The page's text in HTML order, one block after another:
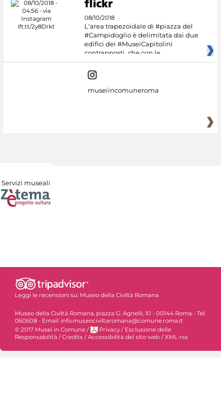
08/10/2018
L'area trapezoidale di #piazza del
#Campidoglio è delimitata dai due
edifici dei #MuseiCapitolini
contrapposti, che con le
museiincomuneroma
Servizi museali
Leggi le recensioni su: Museo della Civiltà Romana
Museo della Civiltà Romana, piazza G. Agnelli, 10 - 00144 Roma - Tel.
060608 - Email: info.museociviltaromana@comune.roma.it
© 2017 Musei in Comune / Privacy / Esclusione delle
Responsabilità / Credits / Accessibilità del sito web / XML-rss